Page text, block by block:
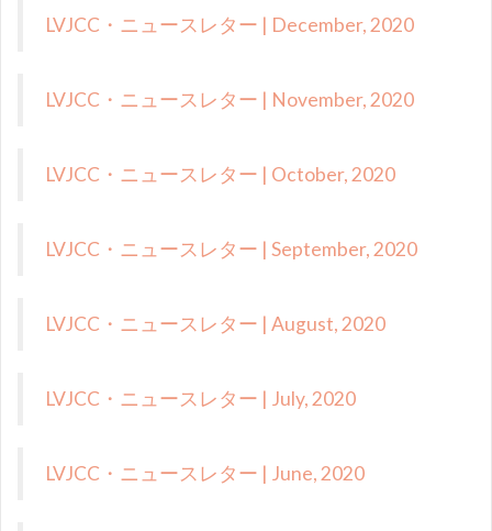
LVJCC・ニュースレター | December, 2020
LVJCC・ニュースレター | November, 2020
LVJCC・ニュースレター | October, 2020
LVJCC・ニュースレター | September, 2020
LVJCC・ニュースレター | August, 2020
LVJCC・ニュースレター | July, 2020
LVJCC・ニュースレター | June, 2020